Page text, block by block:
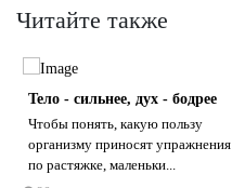
Читайте также
Тело - сильнее, дух - бодрее
Чтобы понять, какую пользу
организму приносят упражнения
по растяжке, маленьки...